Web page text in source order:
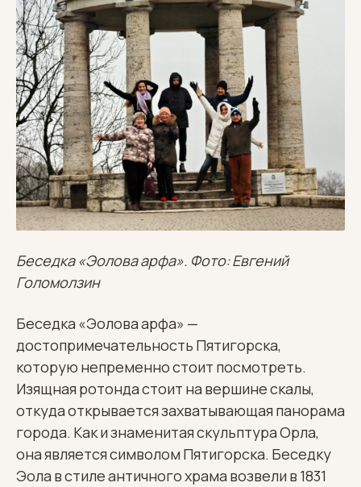
Беседка «Эолова арфа». Фото: Евгений
Голомолзин
Беседка «Эолова арфа» —
достопримечательность Пятигорска,
которую непременно стоит посмотреть.
Изящная ротонда стоит на вершине скалы,
откуда открывается захватывающая панорама
города. Как и знаменитая скульптура Орла,
она является символом Пятигорска. Беседку
Эола в стиле античного храма возвели в 1831